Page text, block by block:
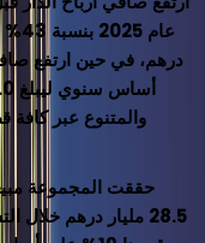
أساس سنوي ليبلغ 6.0 مليارات درهم
والمتنوع عبر كافة
حققت المجموعة